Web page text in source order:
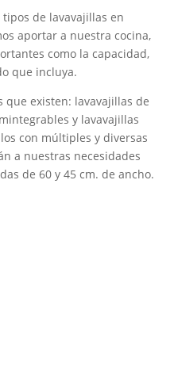
de lavavajillas en
aportar a nuestra cocina,
como la capacidad,
que incluya.
que existen: lavavajillas de
y lavavajillas
con múltiples y diversas
a nuestras necesidades
de 60 y 45 cm. de ancho.